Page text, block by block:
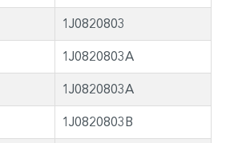
1J0820803
1J0820803A
1J0820803A
1J0820803B